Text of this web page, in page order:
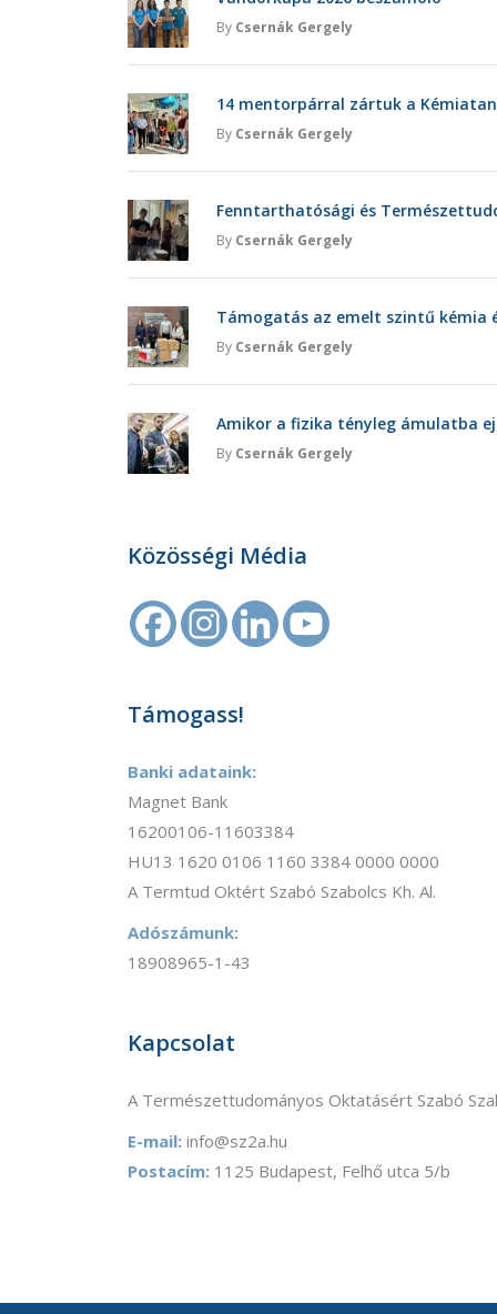
By Csernák Gergely
14 mentorpárral zártuk a
By Csernák Gergely
Fenntarthatósági és
By Csernák Gergely
Támogatás az emelt szintű kémia
By Csernák Gergely
Amikor a fizika tényleg ámulatba
By Csernák Gergely
Közösségi Média
Támogass!
Banki adataink:
Magnet Bank
16200106-11603384
HU13 1620 0106 1160 3384 0000 0000
A Termtud Oktért Szabó Szabolcs Kh. Al.
Adószámunk:
18908965-1-43
Kapcsolat
A Természettudományos Oktatásért Szabó
E-mail: info@sz2a.hu
Postacím: 1125 Budapest, Felhő utca 5/b